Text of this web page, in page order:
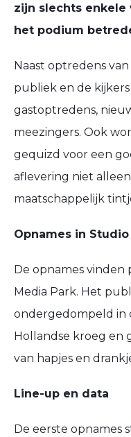
zijn slechts enkele
het podium
Naast optredens
publiek en de
gastoptredens,
meezingers. Ook
gequizd voor een
aflevering niet
maatschappelijk
Opnames in
De opnames vinden
Media Park. Het
ondergedompeld in
Hollandse kroeg en
van hapjes en
Line-up en data
De eerste opnames